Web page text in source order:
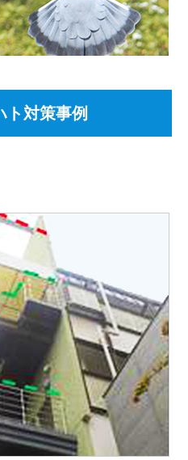
ト対策事例